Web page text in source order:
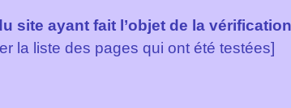
site ayant fait l’objet de la
la liste des pages qui ont été testées]